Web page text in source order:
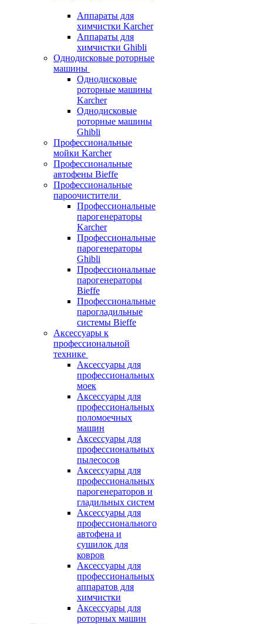
Аппараты для
химчистки Karcher
Аппараты для
химчистки Ghibli
Однодисковые роторные
машины
Однодисковые
роторные машины
Karcher
Однодисковые
роторные машины
Ghibli
Профессиональные
мойки Karcher
Профессиональные
автофены Bieffe
Профессиональные
пароочистители
Профессиональные
парогенераторы
Karcher
Профессиональные
парогенераторы
Ghibli
Профессиональные
парогенераторы
Bieffe
Профессиональные
парогладильные
системы Bieffe
Аксессуары к
профессиональной
технике
Аксессуары для
профессиональных
моек
Аксессуары для
профессиональных
поломоечных
машин
Аксессуары для
профессиональных
пылесосов
Аксессуары для
профессиональных
парогенераторов и
гладильных систем
Аксессуары для
профессионального
автофена и
сушилок для
ковров
Аксессуары для
профессиональных
аппаратов для
химчистки
Аксессуары для
роторных машин